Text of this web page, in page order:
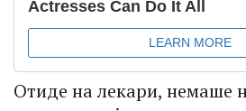
Отиде на лекари, немаше